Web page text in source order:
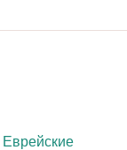
Еврейские